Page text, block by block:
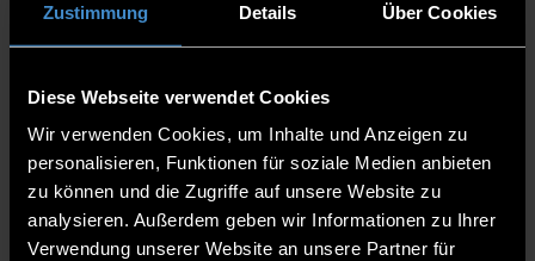
Zustimmung Details Über Cookies
Diese Webseite verwendet Cookies
Wir verwenden Cookies, um Inhalte und Anzeigen zu
personalisieren, Funktionen für soziale Medien anbieten
zu können und die Zugriffe auf unsere Website zu
analysieren. Außerdem geben wir Informationen zu Ihrer
Verwendung unserer Website an unsere Partner für